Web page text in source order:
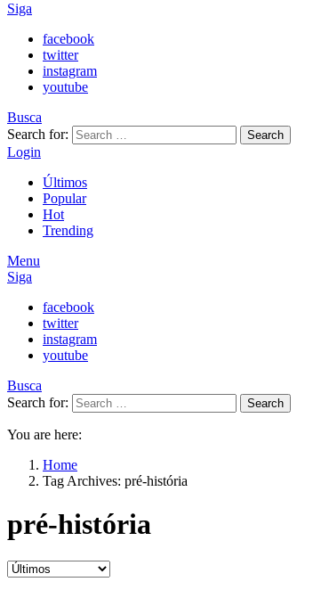
Siga
facebook
twitter
instagram
youtube
Busca
Search for:
Search
Login
Últimos
Popular
Hot
Trending
Menu
Siga
facebook
twitter
instagram
youtube
Busca
Search for:
Search
You are here:
Home
Tag Archives: pré-história
pré-história